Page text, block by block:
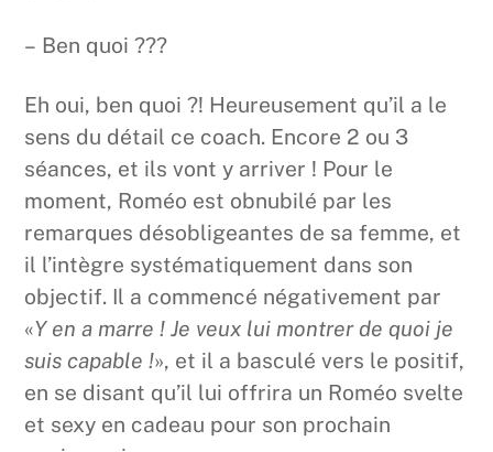
– Ben quoi ???
Eh oui, ben quoi ?! Heureusement qu’il a le
sens du détail ce coach. Encore 2 ou 3
séances, et ils vont y arriver ! Pour le
moment, Roméo est obnubilé par les
remarques désobligeantes de sa femme, et
il l’intègre systématiquement dans son
objectif. Il a commencé négativement par
«Y en a marre ! Je veux lui montrer de quoi je
suis capable !», et il a basculé vers le positif,
en se disant qu’il lui offrira un Roméo svelte
et sexy en cadeau pour son prochain